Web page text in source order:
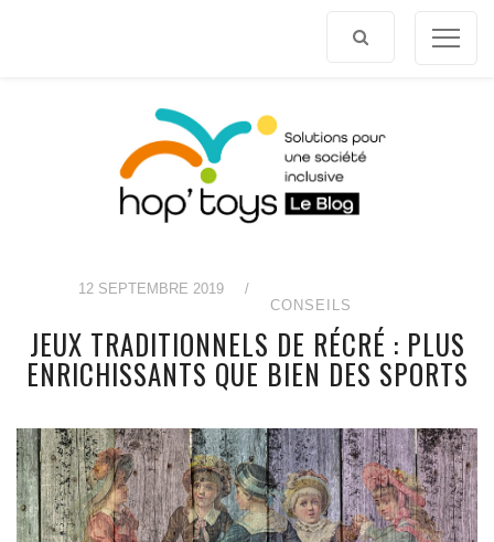
12 SEPTEMBRE 2019
/
CONSEILS
JEUX TRADITIONNELS DE RÉCRÉ : PLUS
ENRICHISSANTS QUE BIEN DES SPORTS